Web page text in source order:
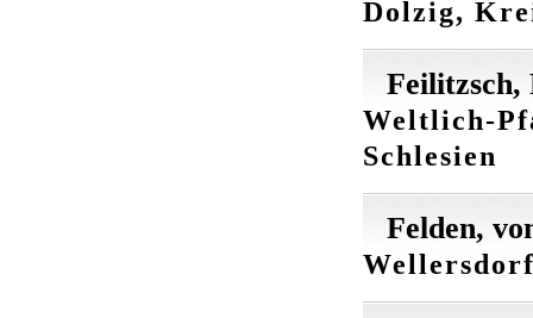
Dolzig,
Feilitzsch,
Weltlich-
Schlesien
Felden,